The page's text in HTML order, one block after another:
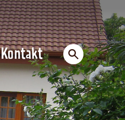
Kontakt